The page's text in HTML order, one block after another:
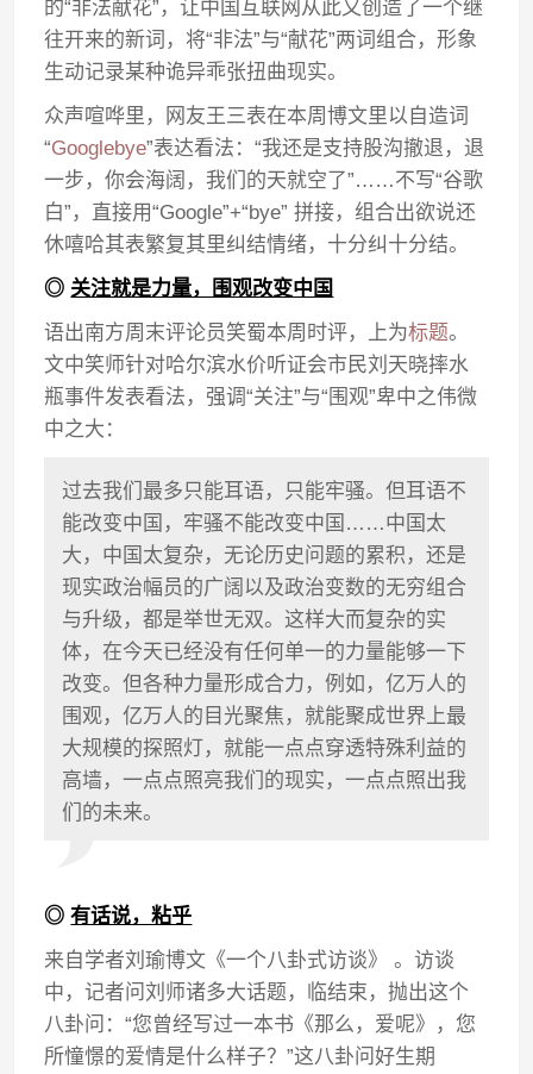
的“非法献花”，让中国互联网从此又创造了一个继
往开来的新词，将“非法”与“献花”两词组合，形象
生动记录某种诡异乖张扭曲现实。
众声喧哗里，网友王三表在本周博文里以自造词
“Googlebye”表达看法：“我还是支持股沟撤退，退
一步，你会海阔，我们的天就空了”……不写“谷歌
白”，直接用“Google”+“bye” 拼接，组合出欲说还
休嘻哈其表繁复其里纠结情绪，十分纠十分结。
◎ 关注就是力量，围观改变中国
语出南方周末评论员笑蜀本周时评，上为标题。
文中笑师针对哈尔滨水价听证会市民刘天晓摔水
瓶事件发表看法，强调“关注”与“围观”卑中之伟微
中之大：
过去我们最多只能耳语，只能牢骚。但耳语不
能改变中国，牢骚不能改变中国……中国太
大，中国太复杂，无论历史问题的累积，还是
现实政治幅员的广阔以及政治变数的无穷组合
与升级，都是举世无双。这样大而复杂的实
体，在今天已经没有任何单一的力量能够一下
改变。但各种力量形成合力，例如，亿万人的
围观，亿万人的目光聚焦，就能聚成世界上最
大规模的探照灯，就能一点点穿透特殊利益的
高墙，一点点照亮我们的现实，一点点照出我
们的未来。
◎有话说，粘乎
来自学者刘瑜博文《一个八卦式访谈》 。访谈
中，记者问刘师诸多大话题，临结束，抛出这个
八卦问：“您曾经写过一本书《那么，爱呢》，您
所憧憬的爱情是什么样子？”这八卦问好生期